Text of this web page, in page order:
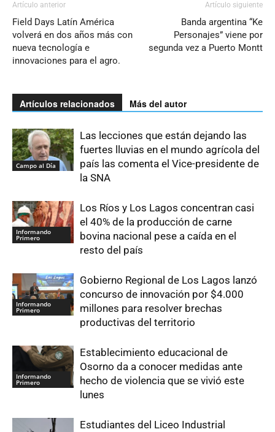
Artículo anterior
Field Days Latín América
volverá en dos años más con
nueva tecnología e
innovaciones para el agro.
Artículo siguiente
Banda argentina “Ke
Personajes” viene por
segunda vez a Puerto Montt
Artículos relacionados Más del autor
Campo al Día
Las lecciones que están dejando las
fuertes lluvias en el mundo agrícola del
país las comenta el Vice-presidente de
la SNA
Informando
Primero
Los Ríos y Los Lagos concentran casi
el 40% de la producción de carne
bovina nacional pese a caída en el
resto del país
Informando
Primero
Gobierno Regional de Los Lagos lanzó
concurso de innovación por $4.000
millones para resolver brechas
productivas del territorio
Informando
Primero
Establecimiento educacional de
Osorno da a conocer medidas ante
hecho de violencia que se vivió este
lunes
Estudiantes del Liceo Industrial